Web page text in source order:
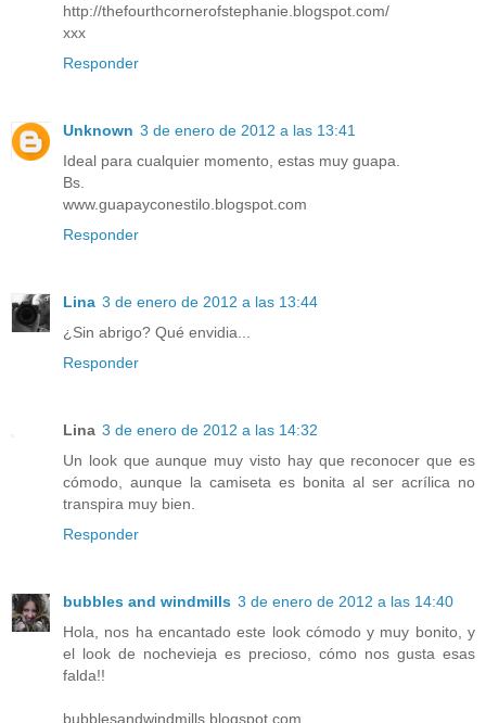
http://thefourthcornerofstephanie.blogspot.com/
xxx
Responder
Unknown 3 de enero de 2012 a las 13:41
Ideal para cualquier momento, estas muy guapa.
Bs.
www.guapayconestilo.blogspot.com
Responder
Lina 3 de enero de 2012 a las 13:44
¿Sin abrigo? Qué envidia...
Responder
Lina 3 de enero de 2012 a las 14:32
Un look que aunque muy visto hay que reconocer que es
cómodo, aunque la camiseta es bonita al ser acrílica no
transpira muy bien.
Responder
bubbles and windmills 3 de enero de 2012 a las 14:40
Hola, nos ha encantado este look cómodo y muy bonito, y
el look de nochevieja es precioso, cómo nos gusta esas
falda!!
bubblesandwindmills.blogspot.com